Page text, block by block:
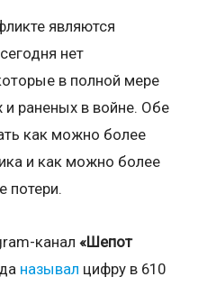
являются
нет
в полной мере
раненых в войне. Обе
как можно более
и как можно более
потери.
канал«Шепот
называл цифру в 610